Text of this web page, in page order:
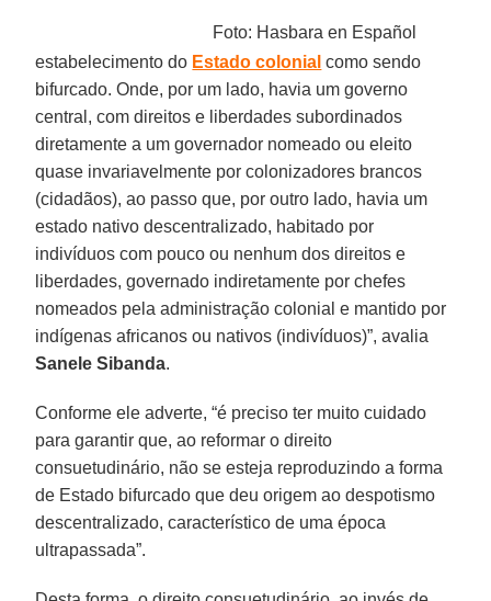
Foto: Hasbara en Español
estabelecimento do Estado colonial como sendo
bifurcado. Onde, por um lado, havia um governo
central, com direitos e liberdades subordinados
diretamente a um governador nomeado ou eleito
quase invariavelmente por colonizadores brancos
(cidadãos), ao passo que, por outro lado, havia um
estado nativo descentralizado, habitado por
indivíduos com pouco ou nenhum dos direitos e
liberdades, governado indiretamente por chefes
nomeados pela administração colonial e mantido por
indígenas africanos ou nativos (indivíduos)”, avalia
Sanele Sibanda.
Conforme ele adverte, “é preciso ter muito cuidado
para garantir que, ao reformar o direito
consuetudinário, não se esteja reproduzindo a forma
de Estado bifurcado que deu origem ao despotismo
descentralizado, característico de uma época
ultrapassada”.